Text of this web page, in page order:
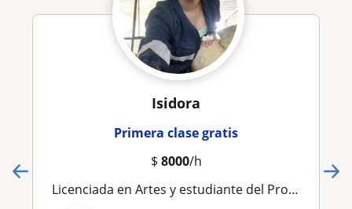
Isidora
Primera clase gratis
$ 8000/h
Licenciada en Artes y estudiante del Programa de Formación Pedagógica en Educación Media. Experiencia impartiendo talleres de arte